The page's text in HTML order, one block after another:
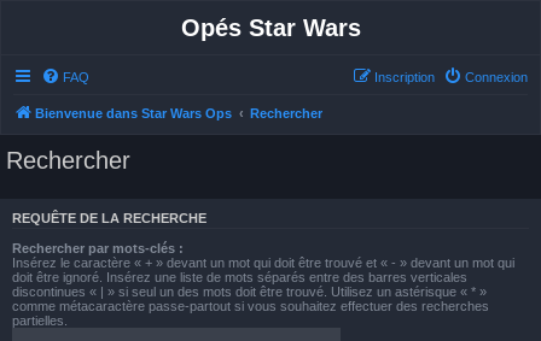
Opés Star Wars
FAQ Connexion
Inscription
Bienvenue dans Star Wars Ops Rechercher
Rechercher
REQUÊTE DE LA RECHERCHE
Rechercher par mots-clés :
Insérez le caractère « + » devant un mot qui doit être trouvé et « - » devant un mot qui
doit être ignoré. Insérez une liste de mots séparés entre des barres verticales
discontinues « | » si seul un des mots doit être trouvé. Utilisez un astérisque « * »
comme métacaractère passe-partout si vous souhaitez effectuer des recherches
partielles.